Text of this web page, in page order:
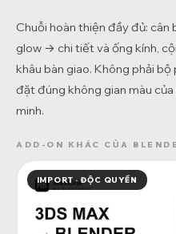
Chuỗi hoàn thiện đầy đủ:
glow → chi tiết và ống kính,
khâu bàn giao. Không phải
đặt đúng không gian màu
minh.
ADD-ON KHÁC CỦA
IMPORT · ĐỘC QUYỀN